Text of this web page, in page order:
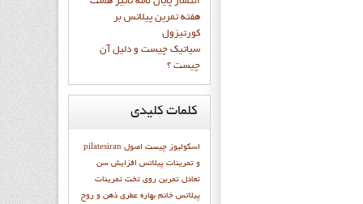
هفته تمرین پیلاتس بر
کورتیزول
سیاتیک چیست و دلیل آن
چیست ؟
کلمات کلیدی
pilatesiran اسکولیوز چیست اصول
و تمرينات پيلاتس افزایش سن
تعادل تمرين روي تخت تمرينات
پيلاتس خانم بهاره عطري ذهن و روح